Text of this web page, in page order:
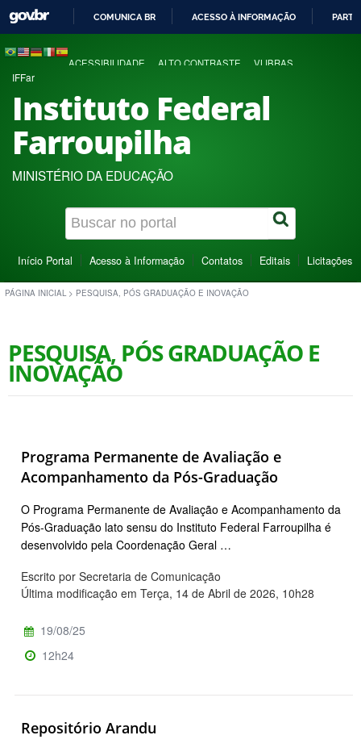
COMUNICA BR ACESSO À INFORMAÇÃO
ACESSIBILIDADE ALTO CONTRASTE VLIBRAS
IFFar
Instituto Federal
Farroupilha
MINISTÉRIO DA EDUCAÇÃO
Início Portal Acesso à Informação Contatos Editais Licitações
PÁGINA INICIAL > PESQUISA, PÓS GRADUAÇÃO E INOVAÇÃO
PESQUISA, PÓS GRADUAÇÃO E
INOVAÇÃO
Programa Permanente de Avaliação e
Acompanhamento da Pós-Graduação
O Programa Permanente de Avaliação e Acompanhamento da
Pós-Graduação lato sensu do Instituto Federal Farroupilha é
desenvolvido pela Coordenação Geral …
Escrito por Secretaria de Comunicação
Última modificação em Terça, 14 de Abril de 2026, 10h28
19/08/25
12h24
Repositório Arandu